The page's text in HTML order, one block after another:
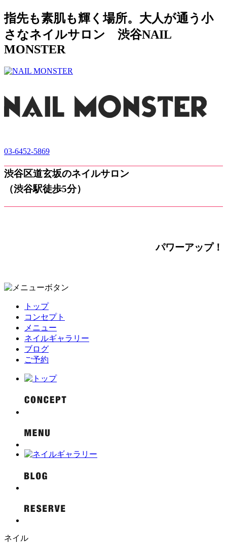
指先も素肌も輝く場所。大人が通う小
さなネイルサロン 渋谷NAIL
MONSTER
03-6452-5869
渋谷区道玄坂のネイルサロン
（渋谷駅徒歩5分）
パワーアップ！
トップ
コンセプト
メニュー
ネイルギャラリー
ブログ
ご予約
ネイル